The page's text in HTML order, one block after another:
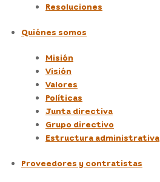
Resoluciones
Quiénes somos
Misión
Visión
Valores
Políticas
Junta directiva
Grupo directivo
Estructura administrativa
Proveedores y contratistas